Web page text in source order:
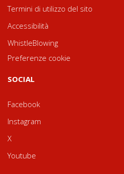
Termini di utilizzo del sito
Accessibilità
WhistleBlowing
Preferenze cookie
SOCIAL
Facebook
Instagram
X
Youtube